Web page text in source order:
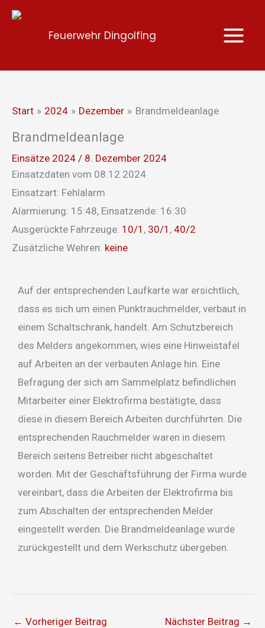
Zum
Feuerwehr Dingolfing
Start 2024 Dezember Brandmeldeanlage
Brandmeldeanlage
Einsätze 2024 / 8. Dezember 2024
Einsatzdaten vom 08.12.2024
Einsatzart: Fehlalarm
Alarmierung: 15:48, Einsatzende: 16:30
Ausgerückte Fahrzeuge: 10/1 , 30/1 , 40/2
Zusätzliche Wehren: keine
Auf der entsprechenden Laufkarte war ersichtlich,
dass es sich um einen Punktrauchmelder, verbaut in
einem Schaltschrank, handelt. Am Schutzbereich
des Melders angekommen, wies eine Hinweistafel
auf Arbeiten an der verbauten Anlage hin. Eine
Befragung der sich am Sammelplatz befindlichen
Mitarbeiter einer Elektrofirma bestätigte, dass
diese in diesem Bereich Arbeiten durchführten. Die
entsprechenden Rauchmelder waren in diesem
Bereich seitens Betreiber nicht abgeschaltet
worden. Mit der Geschäftsführung der Firma wurde
vereinbart, dass die Arbeiten der Elektrofirma bis
zum Abschalten der entsprechenden Melder
eingestellt werden. Die Brandmeldeanlage wurde
zurückgestellt und dem Werkschutz übergeben.
← Vorheriger Beitrag Nächster Beitrag →